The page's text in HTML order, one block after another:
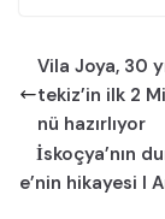
Vila Joya, 30
tekiz’in ilk 2
nü hazırlıyor
İskoçya’nın
e’nin hikayesi I